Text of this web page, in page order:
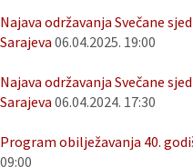
Najava održavanja Svečane
Sarajeva 06.04.2025. 19:00
Najava održavanja Svečane
Sarajeva 06.04.2024. 17:30
Program obilježavanja 40.
09:00